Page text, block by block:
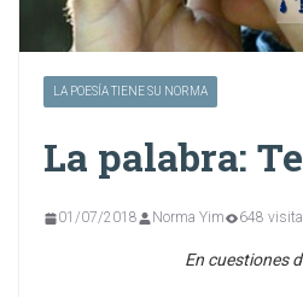
LA POESÍA TIENE SU NORMA
La palabra:
01/07/2018 Norma Yim 648
En cuestiones